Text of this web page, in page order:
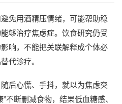
免用酒精压情绪，可能帮助稳
够治疗焦虑症。饮食研究仍受
响，不能把关联解释成个体必
代诊疗。
后心慌、手抖，就以为焦虑突
不断删减食物，结果低血糖感、